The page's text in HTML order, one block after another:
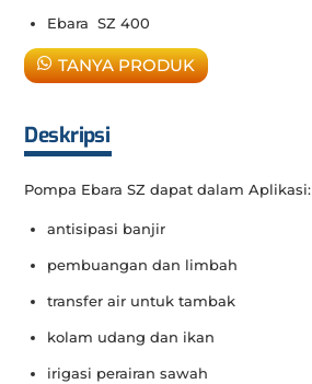
Ebara SZ 400
TANYA PRODUK
Deskripsi
Pompa Ebara SZ dapat dalam Aplikasi:
antisipasi banjir
pembuangan dan limbah
transfer air untuk tambak
kolam udang dan ikan
irigasi perairan sawah